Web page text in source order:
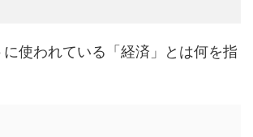
使われている「経済」とは何を指